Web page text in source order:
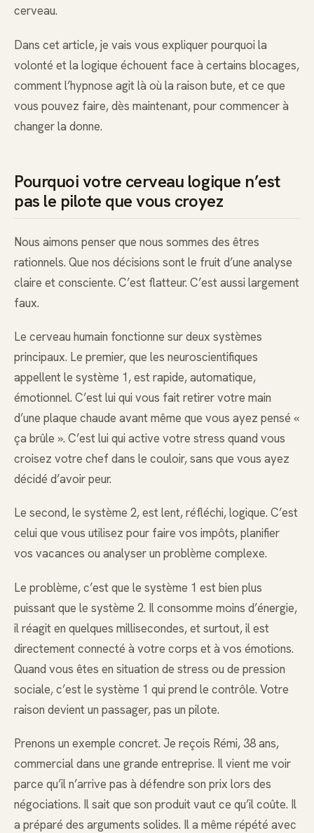
cerveau.
Dans cet article, je vais vous expliquer pourquoi la
volonté et la logique échouent face à certains blocages,
comment l’hypnose agit là où la raison bute, et ce que
vous pouvez faire, dès maintenant, pour commencer à
changer la donne.
Pourquoi votre cerveau logique n’est
pas le pilote que vous croyez
Nous aimons penser que nous sommes des êtres
rationnels. Que nos décisions sont le fruit d’une analyse
claire et consciente. C’est flatteur. C’est aussi largement
faux.
Le cerveau humain fonctionne sur deux systèmes
principaux. Le premier, que les neuroscientifiques
appellent le système 1, est rapide, automatique,
émotionnel. C’est lui qui vous fait retirer votre main
d’une plaque chaude avant même que vous ayez pensé «
ça brûle ». C’est lui qui active votre stress quand vous
croisez votre chef dans le couloir, sans que vous ayez
décidé d’avoir peur.
Le second, le système 2, est lent, réfléchi, logique. C’est
celui que vous utilisez pour faire vos impôts, planifier
vos vacances ou analyser un problème complexe.
Le problème, c’est que le système 1 est bien plus
puissant que le système 2. Il consomme moins d’énergie,
il réagit en quelques millisecondes, et surtout, il est
directement connecté à votre corps et à vos émotions.
Quand vous êtes en situation de stress ou de pression
sociale, c’est le système 1 qui prend le contrôle. Votre
raison devient un passager, pas un pilote.
Prenons un exemple concret. Je reçois Rémi, 38 ans,
commercial dans une grande entreprise. Il vient me voir
parce qu’il n’arrive pas à défendre son prix lors des
négociations. Il sait que son produit vaut ce qu’il coûte. Il
a préparé des arguments solides. Il a même répété avec